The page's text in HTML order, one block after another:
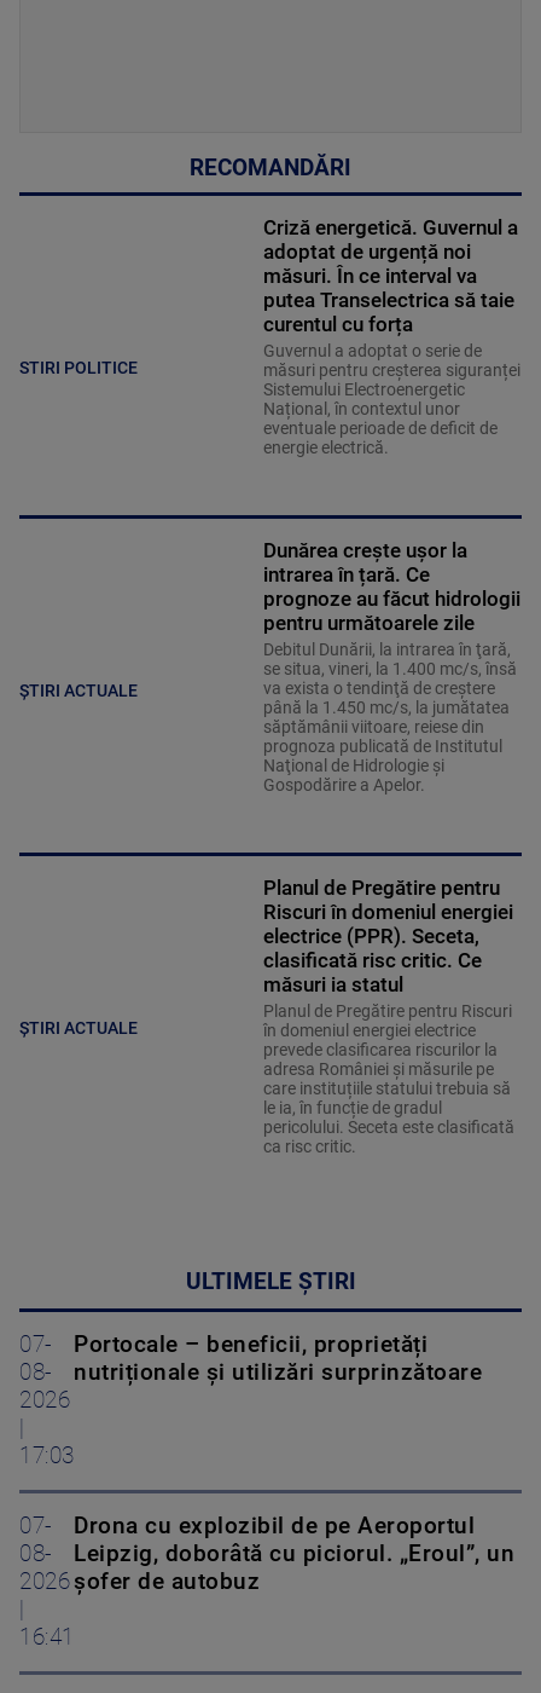
RECOMANDĂRI
STIRI POLITICE
Criză energetică. Guvernul a
adoptat de urgență noi
măsuri. În ce interval va
putea Transelectrica să taie
curentul cu forța
Guvernul a adoptat o serie de
măsuri pentru creșterea siguranței
Sistemului Electroenergetic
Național, în contextul unor
eventuale perioade de deficit de
energie electrică.
ȘTIRI ACTUALE
Dunărea crește ușor la
intrarea în țară. Ce
prognoze au făcut hidrologii
pentru următoarele zile
Debitul Dunării, la intrarea în ţară,
se situa, vineri, la 1.400 mc/s, însă
va exista o tendinţă de creştere
până la 1.450 mc/s, la jumătatea
săptămânii viitoare, reiese din
prognoza publicată de Institutul
Naţional de Hidrologie şi
Gospodărire a Apelor.
ȘTIRI ACTUALE
Planul de Pregătire pentru
Riscuri în domeniul energiei
electrice (PPR). Seceta,
clasificată risc critic. Ce
măsuri ia statul
Planul de Pregătire pentru Riscuri
în domeniul energiei electrice
prevede clasificarea riscurilor la
adresa României și măsurile pe
care instituțiile statului trebuia să
le ia, în funcție de gradul
pericolului. Seceta este clasificată
ca risc critic.
ULTIMELE ȘTIRI
07-
08-
2026
17:03
Portocale – beneficii, proprietăți
nutriționale și utilizări surprinzătoare
07-
08-
2026
16:41
Drona cu explozibil de pe Aeroportul
Leipzig, doborâtă cu piciorul. „Eroul”, un
șofer de autobuz